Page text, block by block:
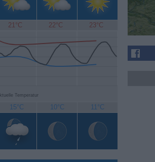
21°C 22°C 23°C
Temperatur
15°C 10°C 11°C